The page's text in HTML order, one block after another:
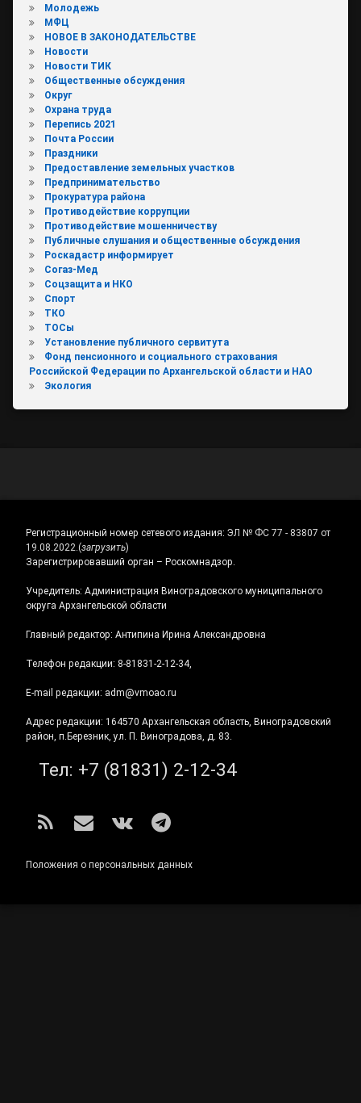
Молодежь
МФЦ
НОВОЕ В ЗАКОНОДАТЕЛЬСТВЕ
Новости
Новости ТИК
Общественные обсуждения
Округ
Охрана труда
Перепись 2021
Почта России
Праздники
Предоставление земельных участков
Предпринимательство
Прокуратура района
Противодействие коррупции
Противодействие мошенничеству
Публичные слушания и общественные обсуждения
Роскадастр информирует
Согаз-Мед
Соцзащита и НКО
Спорт
ТКО
ТОСы
Установление публичного сервитута
Фонд пенсионного и социального страхования
Российской Федерации по Архангельской области и НАО
Экология
Регистрационный номер сетевого издания: ЭЛ № ФС 77 - 83807 от
19.08.2022. (загрузить)
Зарегистрировавший орган – Роскомнадзор.
Учредитель: Администрация Виноградовского муниципального
округа Архангельской области
Главный редактор: Антипина Ирина Александровна
Телефон редакции: 8-81831-2-12-34,
E-mail редакции: adm@vmoao.ru
Адрес редакции: 164570 Архангельская область, Виноградовский
район, п.Березник, ул. П. Виноградова, д. 83.
Тел: +7 (81831) 2-12-34
RSS E-mailВКонтакте
Telegram
Положения о персональных данных